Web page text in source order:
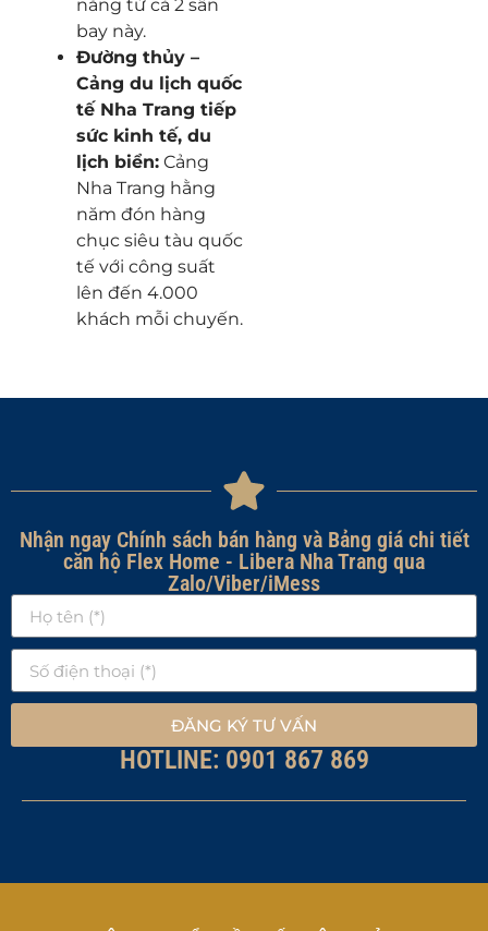
năng từ cả 2 sân
bay này.
Đường thủy –
Cảng du lịch quốc
tế Nha Trang tiếp
sức kinh tế, du
lịch biển: Cảng
Nha Trang hằng
năm đón hàng
chục siêu tàu quốc
tế với công suất
lên đến 4.000
khách mỗi chuyến.
Nhận ngay Chính sách bán hàng và Bảng giá chi tiết
căn hộ Flex Home - Libera Nha Trang qua
Zalo/Viber/iMess
ĐĂNG KÝ TƯ VẤN
HOTLINE: 0901 867 869